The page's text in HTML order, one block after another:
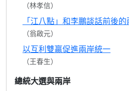
（林孝信）
「江八點」和李鵬談話前後
（翁啟元）
以互利雙贏促進兩岸統一
（王春生）
總統大選與兩岸